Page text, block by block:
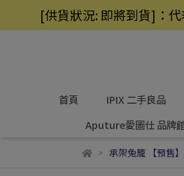
[供貨狀況: 即將到貨]：
首頁 IPIX 二手良品
Aputure愛圖仕 品牌
承架兔籠 【預售